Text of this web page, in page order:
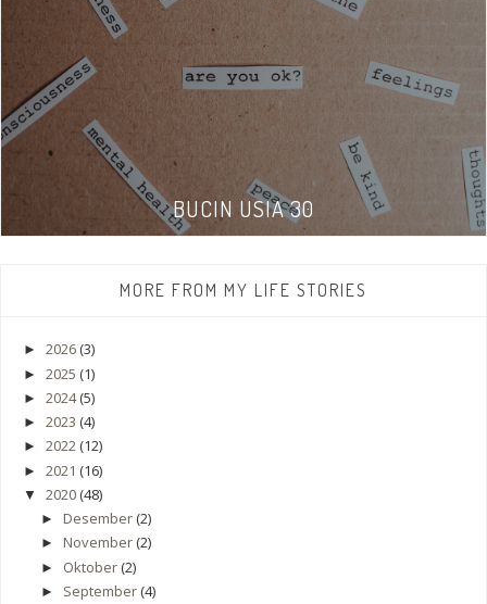
BUCIN USIA 30
MORE FROM MY LIFE STORIES
► 2026(3)
► 2025 (1)
► 2024(5)
► 2023 (4)
► 2022(12)
► 2021 (16)
▼ 2020(48)
► Desember(2)
► November(2)
► Oktober(2)
► September(4)